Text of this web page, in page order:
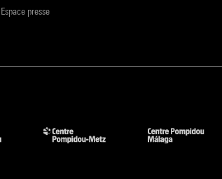
Espace presse